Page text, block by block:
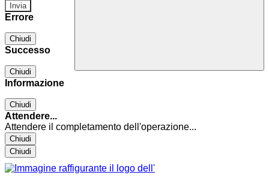
Errore
Chiudi
Successo
Chiudi
Informazione
Chiudi
Attendere...
Attendere il completamento dell'operazione...
Chiudi
Chiudi